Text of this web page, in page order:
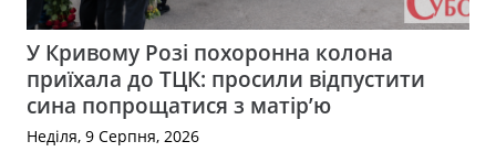
У Кривому Розі похоронна колона
приїхала до ТЦК: просили відпустити
сина попрощатися з матір’ю
Неділя, 9 Серпня, 2026